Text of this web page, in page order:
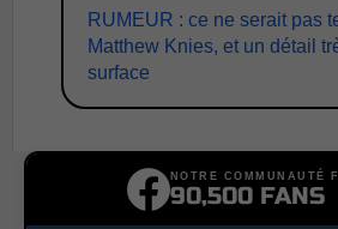
RUMEUR : ce ne serait pas
Matthew Knies, et un détail
surface
NOTRE COMMUNAUTÉ
90,500 FANS